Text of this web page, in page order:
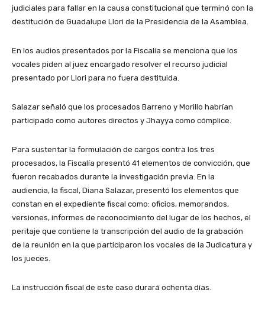
judiciales para fallar en la causa constitucional que terminó con la
destitución de Guadalupe Llori de la Presidencia de la Asamblea.
En los audios presentados por la Fiscalía se menciona que los
vocales piden al juez encargado resolver el recurso judicial
presentado por Llori para no fuera destituida.
Salazar señaló que los procesados Barreno y Morillo habrían
participado como autores directos y Jhayya como cómplice.
Para sustentar la formulación de cargos contra los tres
procesados, la Fiscalía presentó 41 elementos de convicción, que
fueron recabados durante la investigación previa. En la
audiencia, la fiscal, Diana Salazar, presentó los elementos que
constan en el expediente fiscal como: oficios, memorandos,
versiones, informes de reconocimiento del lugar de los hechos, el
peritaje que contiene la transcripción del audio de la grabación
de la reunión en la que participaron los vocales de la Judicatura y
los jueces.
La instrucción fiscal de este caso durará ochenta días.